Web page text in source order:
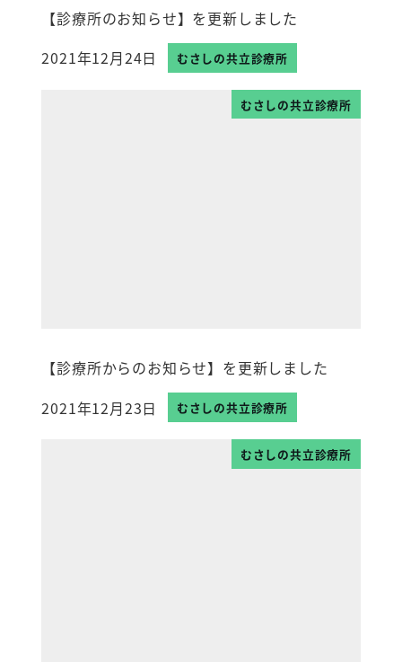
【診療所のお知らせ】を更新しました
投稿日
2021年12月24日 むさしの共立診療所
むさしの共立診療所
【診療所からのお知らせ】を更新しました
投稿日
2021年12月23日 むさしの共立診療所
むさしの共立診療所